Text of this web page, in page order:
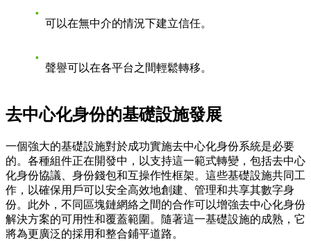
可以在無中介的情況下建立信任。
聲譽可以在各平台之間輕鬆轉移。
去中心化身份的基礎設施發展
一個強大的基礎設施對於成功實施去中心化身份系統是必要
的。各種組件正在開發中，以支持這一範式轉變，包括去中心
化身份協議、身份錢包和互操作性框架。這些基礎設施共同工
作，以確保用戶可以安全高效地創建、管理和共享其數字身
份。此外，不同區塊鏈網絡之間的合作可以增強去中心化身份
解決方案的可用性和覆蓋範圍。隨著這一基礎設施的成熟，它
將為更廣泛的採用和整合鋪平道路。